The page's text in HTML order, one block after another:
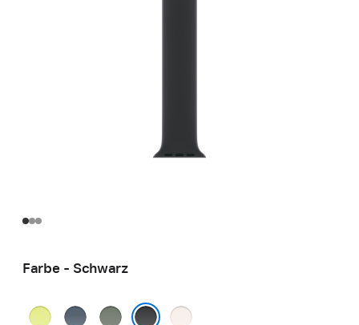
Farbe - Schwarz
NeongelbMaritimblau
Grüngrau Blassrosa